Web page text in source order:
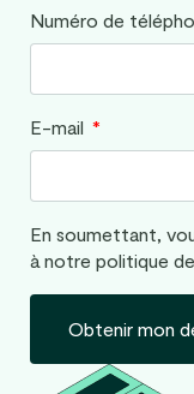
Numéro de
E-mail
En soumettant,
à notre politique
Obtenir mon